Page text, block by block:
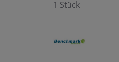
1 Stück